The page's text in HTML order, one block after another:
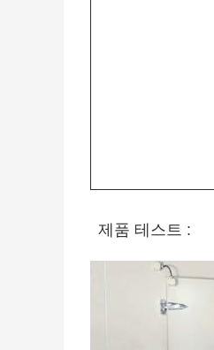
제품 테스트 :